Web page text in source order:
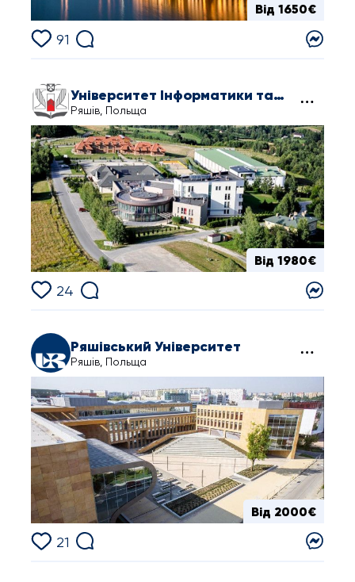
Від 1650€
91
Університет Інформатики та Управління в Жешуві
Ряшів, Польща
Від 1980€
24
Ряшівський Університет
Ряшів, Польща
Від 2000€
21